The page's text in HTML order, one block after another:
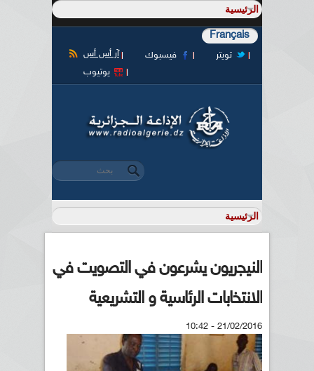
Français
آر أس أس فيسبوك
تويتر
يوتيوب
استمارة البحث
‏بحث ‏
النيجريون يشرعون في التصويت في
الانتخابات الرئاسية و التشريعية
21/02/2016 - 10:42